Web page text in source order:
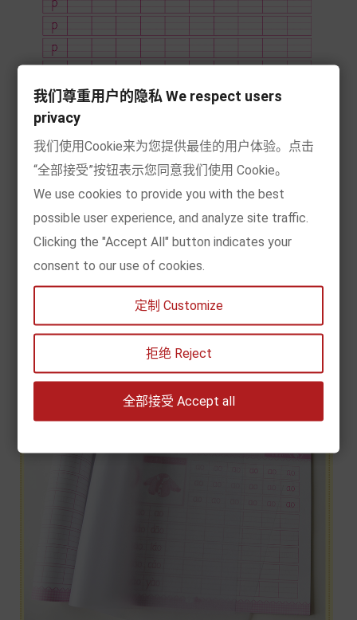
我们尊重用户的隐私 We respect users
privacy
我们使用Cookie来为您提供最佳的用户体验。点击
“全部接受”按钮表示您同意我们使用 Cookie。
We use cookies to provide you with the best
possible user experience, and analyze site traffic.
Clicking the "Accept All" button indicates your
consent to our use of cookies.
定制 Customize
拒绝 Reject
全部接受 Accept all